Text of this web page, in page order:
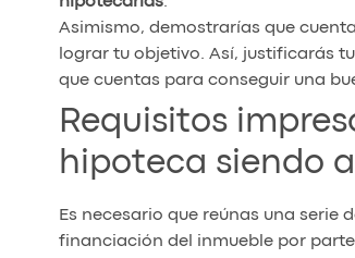
Asimismo, demostrarías que
lograr tu objetivo. Así, justificarás
que cuentas para conseguir una
Requisitos
hipoteca siendo
Es necesario que reúnas una serie
financiación del inmueble por